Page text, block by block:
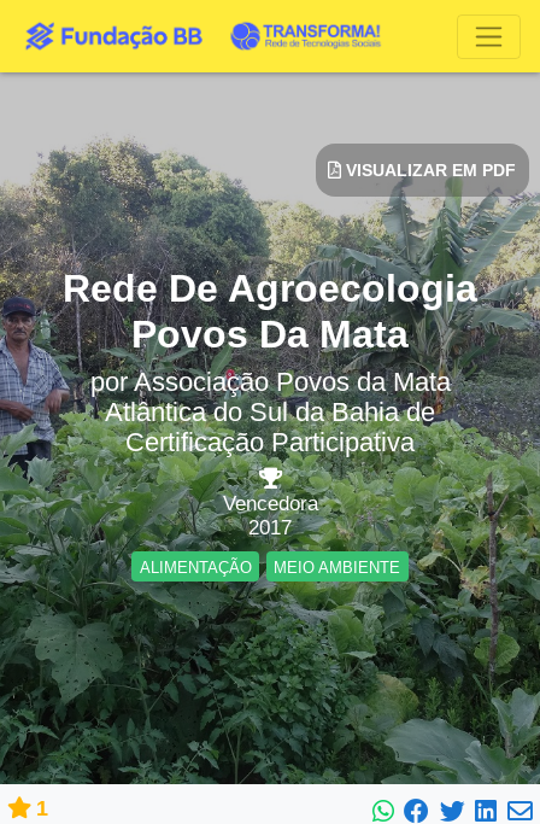
Rede De Agroecologia
Povos Da Mata
porAssociação Povos da Mata
Atlântica do Sul da Bahia de
Certificação Participativa
Vencedora
2017
ALIMENTAÇÃO MEIO AMBIENTE
VISUALIZAR EM PDF
1